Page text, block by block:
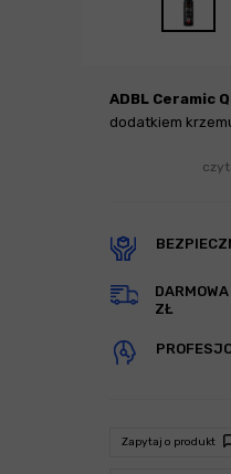
ADBL Ceramic
dodatkiem
ZŁ
Zapytaj o produkt